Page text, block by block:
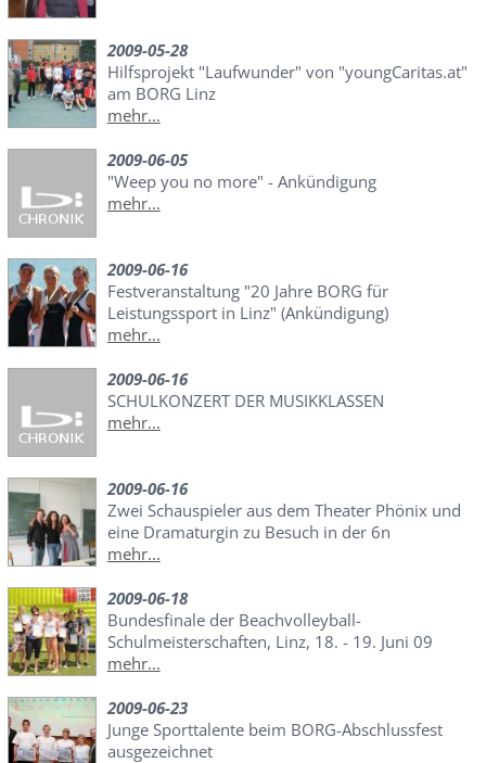
2009-05-28
Hilfsprojekt "Laufwunder" von "youngCaritas.at"
am BORG Linz
mehr...
2009-06-05
"Weep you no more" - Ankündigung
mehr...
2009-06-16
Festveranstaltung "20 Jahre BORG für
Leistungssport in Linz" (Ankündigung)
mehr...
2009-06-16
SCHULKONZERT DER MUSIKKLASSEN
mehr...
2009-06-16
Zwei Schauspieler aus dem Theater Phönix und
eine Dramaturgin zu Besuch in der 6n
mehr...
2009-06-18
Bundesfinale der Beachvolleyball-
Schulmeisterschaften, Linz, 18. - 19. Juni 09
mehr...
2009-06-23
Junge Sporttalente beim BORG-Abschlussfest
ausgezeichnet